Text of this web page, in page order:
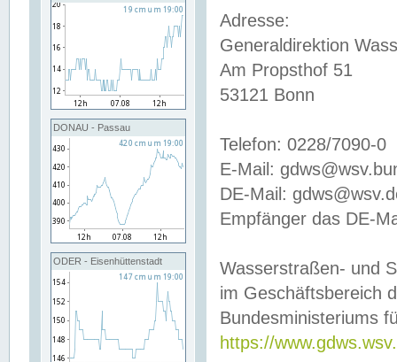
DONAU - Passau
ODER - Eisenhüttenstadt
Adresse:
Generaldirektion
Am Propsthof 51
53121 Bonn
Telefon: 0228/7090-0
E-Mail:
DE-Mail:
Empfänger das DE-
Wasserstraßen- und
im Geschäftsbereich
Bundesministeriums
https://